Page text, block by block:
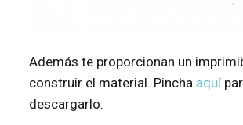
Además te proporcionan un
construir el material. Pincha aquí
descargarlo.